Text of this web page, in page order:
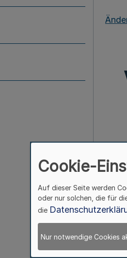
Cookie-
Auf dieser Seite werden
oder nur solchen, die für
die
Nur notwendige Cookies